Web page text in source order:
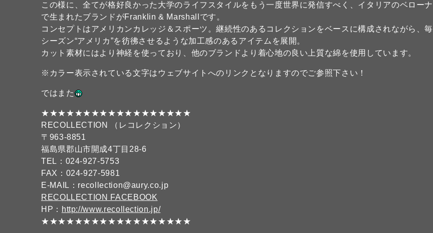
この様に、全てが格好良かった大学のライフスタイルをもう一度世界に発信すべく、イタリアのベローナ
で生まれたブランドがFranklin & Marshallです。
コンセプトはアメリカンカレッジ＆スポーツ。継続性のあるコレクションをベースに構成されながら、毎
シーズン“アメリカ”を彷彿させるような加工感のあるアイテムを展開。
カット素材にはより神経を使っており、他のブランドより着心地の良い上質な綿を使用しています。
※カラー表示されている文字はウェブサイトへのリンクとなりますのでご参照下さい！
ではまた
★★★★★★★★★★★★★★★★★★
RECOLLECTION （レコレクション）
〒963-8851
福島県郡山市開成4丁目28-6
TEL：024-927-5753
FAX：024-927-5981
E-MAIL：recollection@aury.co.jp
RECOLLECTION FACEBOOK
HP： http://www.recollection.jp/
★★★★★★★★★★★★★★★★★★